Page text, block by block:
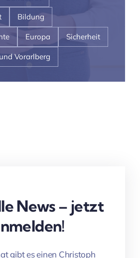
Bildung
Europa Sicherheit
Vorarlberg
News – jetzt
gibt es einen Christoph